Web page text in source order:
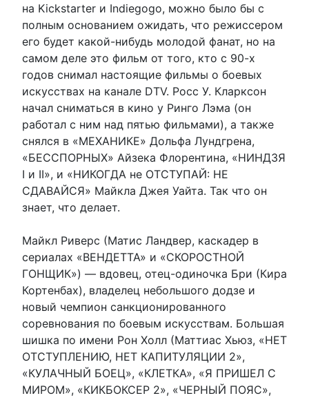
на Kickstarter и Indiegogo, можно было бы с
полным основанием ожидать, что режиссером
его будет какой-нибудь молодой фанат, но на
самом деле это фильм от того, кто с 90-х
годов снимал настоящие фильмы о боевых
искусствах на канале DTV. Росс У. Кларксон
начал сниматься в кино у Ринго Лэма (он
работал с ним над пятью фильмами), а также
снялся в «МЕХАНИКЕ» Дольфа Лундгрена,
«БЕССПОРНЫХ» Айзека Флорентина, «НИНДЗЯ
I и II», и «НИКОГДА не ОТСТУПАЙ: НЕ
СДАВАЙСЯ» Майкла Джея Уайта. Так что он
знает, что делает.
Майкл Риверс (Матис Ландвер, каскадер в
сериалах «ВЕНДЕТТА» и «СКОРОСТНОЙ
ГОНЩИК») — вдовец, отец-одиночка Бри (Кира
Кортенбах), владелец небольшого додзе и
новый чемпион санкционированного
соревнования по боевым искусствам. Большая
шишка по имени Рон Холл (Маттиас Хьюз, «НЕТ
ОТСТУПЛЕНИЮ, НЕТ КАПИТУЛЯЦИИ 2»,
«КУЛАЧНЫЙ БОЕЦ», «КЛЕТКА», «Я ПРИШЕЛ С
МИРОМ», «КИКБОКСЕР 2», «ЧЕРНЫЙ ПОЯС»,